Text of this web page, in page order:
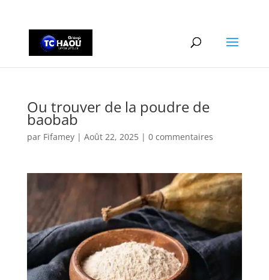
Ou trouver de la poudre de
baobab
par Fifamey| Août 22, 2025| 0 commentaires